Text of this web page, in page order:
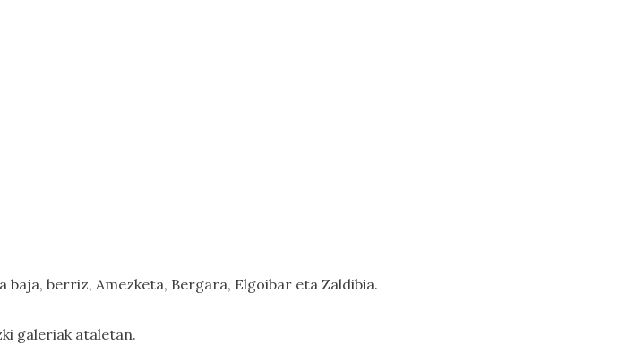
berriz, Amezketa, Bergara, Elgoibar eta Zaldibia.
galeriak ataletan.